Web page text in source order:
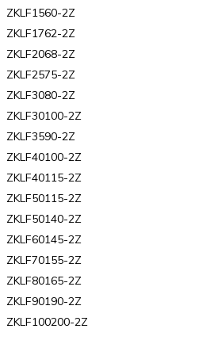
ZKLF1560-2Z
ZKLF1762-2Z
ZKLF2068-2Z
ZKLF2575-2Z
ZKLF3080-2Z
ZKLF30100-2Z
ZKLF3590-2Z
ZKLF40100-2Z
ZKLF40115-2Z
ZKLF50115-2Z
ZKLF50140-2Z
ZKLF60145-2Z
ZKLF70155-2Z
ZKLF80165-2Z
ZKLF90190-2Z
ZKLF100200-2Z